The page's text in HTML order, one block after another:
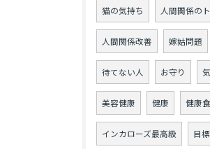
猫の気持ち 人間関係の
人間関係改善 嫁姑問題
待てない人 お守り
美容健康 健康 健康食
インカローズ最高級 目